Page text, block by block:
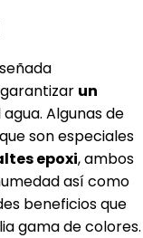
un
agua. Algunas de
son especiales
epoxi, ambos
así como
beneficios que
gama de colores.